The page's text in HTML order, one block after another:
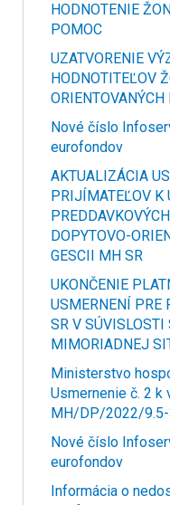
HODNOTENIE
POMOC
UZATVORENIE
HODNOTITEĽOV
Nové číslo
eurofondov
AKTUALIZÁCIA
PRIJÍMATEĽOV K
DOPYTOVO-
GESCII MH SR
UKONČENIE
USMERNENÍ PRE
SR V SÚVISLOSTI
MIMORIADNEJ
Ministerstvo
Usmernenie č. 2
MH/DP/2022/
Nové číslo
eurofondov
Informácia o